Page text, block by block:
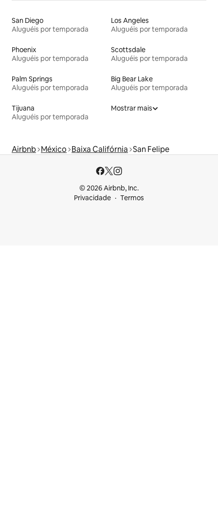
San Diego
Aluguéis por temporada
Los Angeles
Aluguéis por temporada
Phoenix
Aluguéis por temporada
Scottsdale
Aluguéis por temporada
Palm Springs
Aluguéis por temporada
Big Bear Lake
Aluguéis por temporada
Tijuana
Aluguéis por temporada
Mostrar mais
Airbnb México Baixa Califórnia San Felipe
© 2026 Airbnb, Inc.
Privacidade
Termos